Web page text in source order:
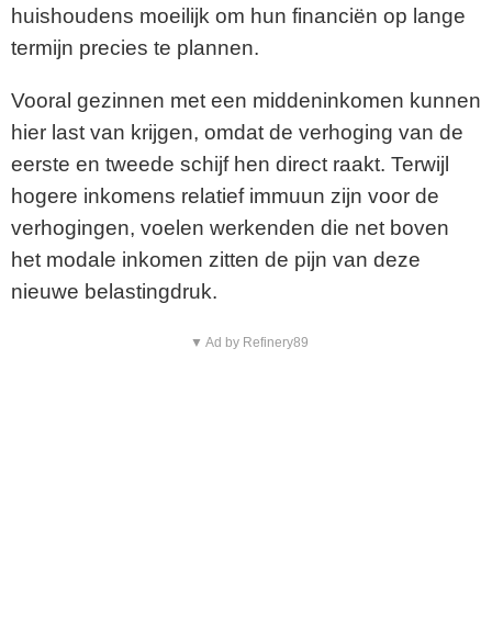
huishoudens moeilijk om hun financiën op lange
termijn precies te plannen.
Vooral gezinnen met een middeninkomen kunnen
hier last van krijgen, omdat de verhoging van de
eerste en tweede schijf hen direct raakt. Terwijl
hogere inkomens relatief immuun zijn voor de
verhogingen, voelen werkenden die net boven
het modale inkomen zitten de pijn van deze
nieuwe belastingdruk.
▼ Ad by Refinery89